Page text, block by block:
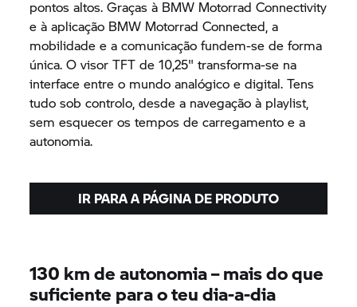
pontos altos. Graças à BMW Motorrad Connectivity
e à aplicação BMW Motorrad Connected, a
mobilidade e a comunicação fundem-se de forma
única. O visor TFT de 10,25" transforma-se na
interface entre o mundo analógico e digital. Tens
tudo sob controlo, desde a navegação à playlist,
sem esquecer os tempos de carregamento e a
autonomia.
IR PARA A PÁGINA DE PRODUTO
130 km de autonomia – mais do que
suficiente para o teu dia-a-dia